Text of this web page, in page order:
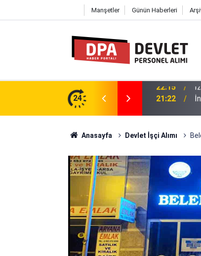
Manşetler Günün Haberleri
24
Personel Alımı 2026 | Başvuru 21:22
Anasayfa Devlet İşçi Alımı